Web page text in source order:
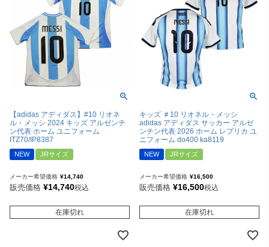
【adidas アディダス】#10 リオネ
ル・メッシ 2024 キッズ アルゼンチ
ン代表 ホーム ユニフォーム
ITZ70/IP8387
NEW JRサイズ
メーカー希望価格 ¥14,740
販売価格 ¥14,740税込
在庫切れ
キッズ ＃10 リオネル・メッシ
adidas アディダス サッカー アルゼ
ンチン代表 2026 ホーム レプリカ ユ
ニフォーム do400 ka8119
NEW JRサイズ
メーカー希望価格 ¥16,500
販売価格 ¥16,500税込
在庫切れ